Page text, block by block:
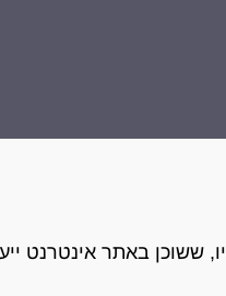
באתר אינטרנט